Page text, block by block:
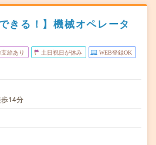
きる！】機械オペレータ
給あり 土日祝日が休み WEB登録OK
14分